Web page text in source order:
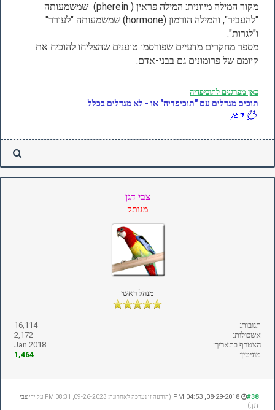
מקור המילה מיוונית: המילה פראין ( pherein) שמשמעותה
"להעביר", והמילה הורמון (hormone) שמשמעותה "לעורר"
ו"לגרות".
מספר מחקרים מדעיים שפורסמו טוענים שהצליחו להוכיח את
קיומם של פרומונים גם בבני-אדם.
כאן מפרגנים לתוכיפדיה
תוכים מגדלים עם "תוכיפדיה" או - לא מגדלים בכלל
צבי דגן
מנותק
מנהל ראשי
תגובות:
16,114
אשכולות:
2,172
הצטרף בתאריך:
Jan 2018
מוניטין:
1,464
#38 (הודעה זו נערכה לאחרונה: 09-26-2023, 08:31 PM על ידי
צבי
דגן .)